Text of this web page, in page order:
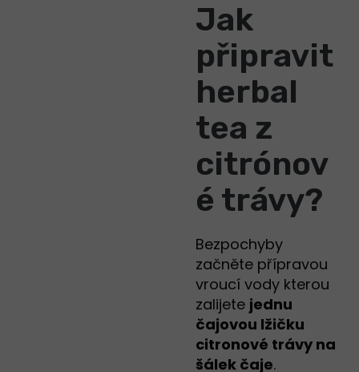
Jak
připravit
herbal
tea z
citrónov
é trávy?
Bezpochyby
začněte přípravou
vroucí vody kterou
zalijete jednu
čajovou lžičku
citronové trávy na
šálek čaje.